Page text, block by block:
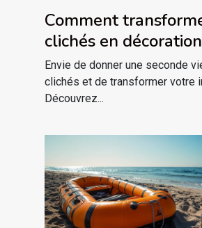
Comment
clichés en
magnétiques
Envie de donner une seconde
clichés et de transformer votre
Découvrez...